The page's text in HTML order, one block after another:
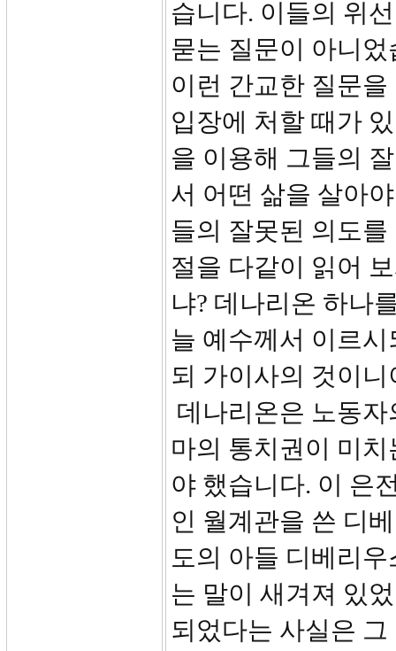
습니다. 이들의 위
묻는 질문이 아니
이런 간교한 질문
입장에 처할 때가
을 이용해 그들의
서 어떤 삶을 살아
들의 잘못된 의도
절을 다같이 읽어
냐? 데나리온 하나
늘 예수께서 이르
되 가이사의 것이니
데나리온은 노동
마의 통치권이 미
야 했습니다. 이 은
인 월계관을 쓴 디
도의 아들 디베리
는 말이 새겨져 있
되었다는 사실은